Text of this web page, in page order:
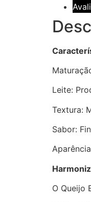
Leite:
Textura:
Sabor:
O Queijo